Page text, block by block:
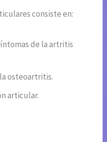
consiste en:
de la artritis
osteoartritis.
articular.